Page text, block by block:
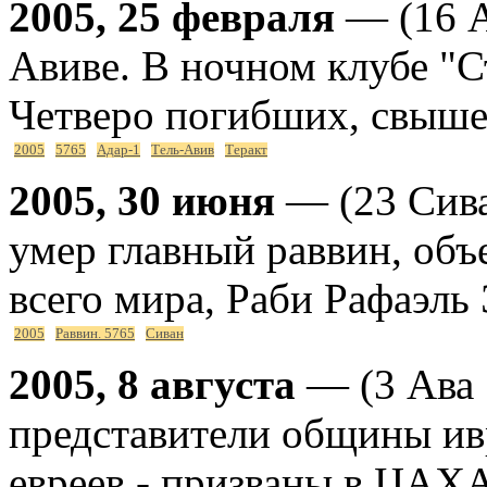
2005, 25 февраля — (16
Авиве. В ночном клубе
Четверо погибших,
2005 5765 Адар-1 Тель-Авив Теракт
2005, 30 июня — (23
умер главный раввин,
всего мира, Раби
2005 Раввин. 5765 Сиван
2005, 8 августа — (3 Ава
представители общины